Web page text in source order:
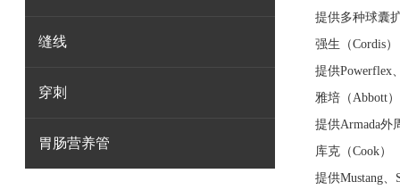
缝线
穿刺
胃肠营养管
提供多种球囊
‌强生（Cordis）‌
提供‌Powerflex‌
‌雅培（Abbott）‌
提供‌Armada‌外
‌库克（Cook）‌
提供‌Mustang‌